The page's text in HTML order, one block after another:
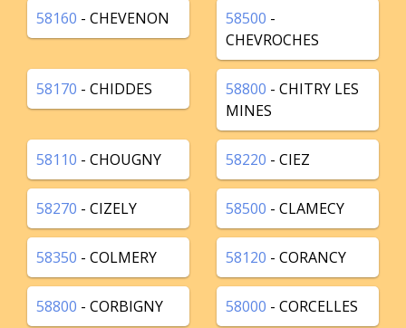
58160 - CHEVENON 58500 -
CHEVROCHES
58170 - CHIDDES 58800 - CHITRY LES
MINES
58110 - CHOUGNY 58220 - CIEZ
58270 - CIZELY 58500 - CLAMECY
58350 - COLMERY 58120 - CORANCY
58800 - CORBIGNY 58000 - CORCELLES